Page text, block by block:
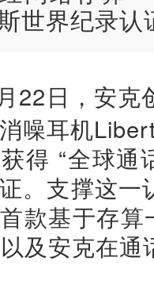
世界纪录认
22日，安克
噪耳机
得 “全球通
。支撑这
款基于存
及安克在通